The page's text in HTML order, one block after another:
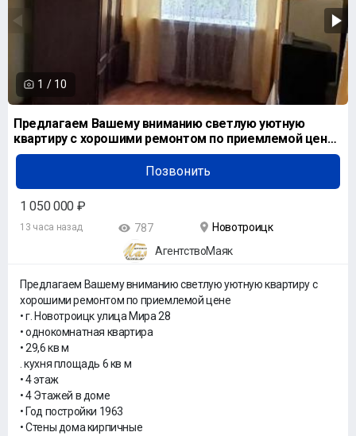
1 / 10
Предлагаем Вашему вниманию светлую уютную
квартиру с хорошими ремонтом по приемлемой цене •
г.
Позвонить
1 050 000 ₽
13 часа назад 787
Новотроицк
АгентствоМаяк
Предлагаем Вашему вниманию светлую уютную квартиру с
хорошими ремонтом по приемлемой цене
• г. Новотроицк улица Мира 28
• однокомнатная квартира
• 29,6 кв м
. кухня площадь 6 кв м
• 4 этаж
• 4 Этажей в доме
• Год постройки 1963
• Стены дома кирпичные